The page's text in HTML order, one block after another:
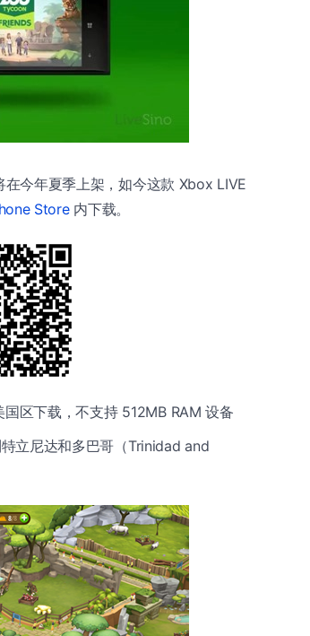
今年夏季上架，如今这款 Xbox LIVE
Store内下载。
区下载，不支持 512MB RAM 设备
立尼达和多巴哥（Trinidad and